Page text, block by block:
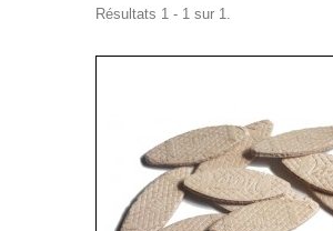
Résultats 1 - 1 sur 1.